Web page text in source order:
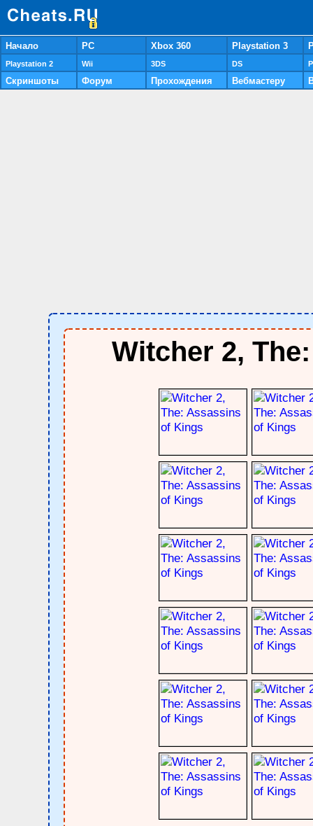
Начало PC Xbox 360 Playstation 3
Playstation 2 Wii 3DS DS
Скриншоты Форум Прохождения Вебмастеру
Witcher 2,